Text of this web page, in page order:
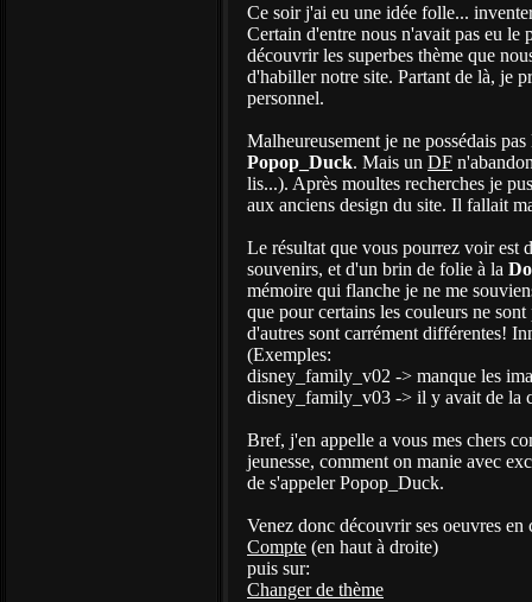
Ce soir j'ai eu une idée folle...
Certain d'entre nous n'avait pas eu
découvrir les superbes thème que
d'habiller notre site. Partant de là, je
personnel.
Malheureusement je ne possédais
Popop_Duck. Mais un DF
lis...). Après moultes recherches je
aux anciens design du site. Il fallait
Le résultat que vous pourrez voir est
souvenirs, et d'un brin de folie à la
mémoire qui flanche je ne me
que pour certains les couleurs ne
d'autres sont carrément différentes!
(Exemples:
disney_family_v02 -> manque les
disney_family_v03 -> il y avait de la
Bref, j'en appelle a vous mes chers
jeunesse, comment on manie avec
de s'appeler Popop_Duck.
Venez donc découvrir ses oeuvres en
Compte (en haut à droite)
puis sur:
Changer de thème